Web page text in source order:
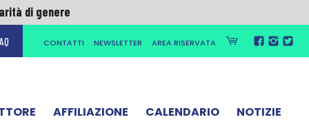
di genere
CONTATTI NEWSLETTER AREA RISERVATA
AFFILIAZIONE CALENDARIO NOTIZIE